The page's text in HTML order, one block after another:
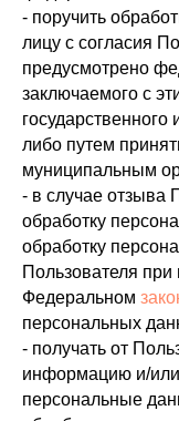
- поручить
лицу с согласия
предусмотрено
заключаемого с
государственного
либо путем
муниципальным
- в случае отзыва
обработку
обработку
Пользователя
Федеральном
персональных
- получать от
информацию и/
персональные